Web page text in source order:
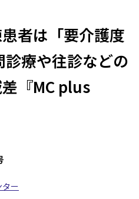
者は「要介護度
療や往診などの
『MC plus
ー